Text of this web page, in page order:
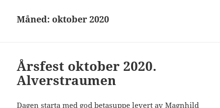
Måned:oktober 2020
Årsfest oktober 2020.
Alverstraumen
Dagen starta med god betasuppe levert av Magnhild